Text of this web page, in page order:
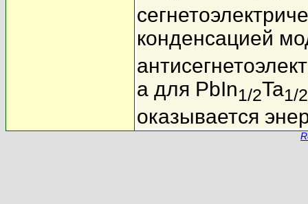
конденсацией
а для PbIn1/2Ta1/2
оказывается